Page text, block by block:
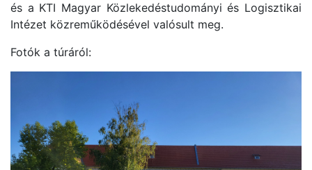
és a KTI Magyar Közlekedéstudományi és Logisztikai
Intézet közreműködésével valósult meg.
Fotók a túráról: